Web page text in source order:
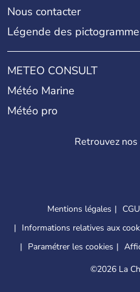
Nous contacter
Légende des
METEO CONSULT
Météo Marine
Météo pro
Retrouvez
Mentions légales CGU
Informations relatives aux
Paramétrer les cookies
©2026 La